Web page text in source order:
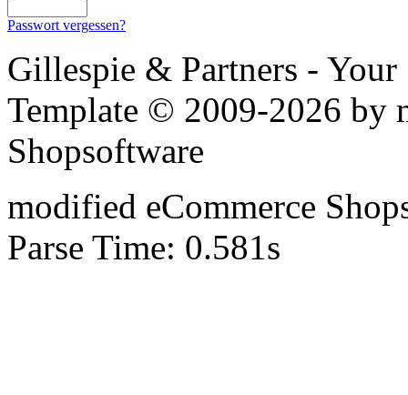
Passwort vergessen?
Gillespie & Partners -
Template © 2009-2026 by
Shopsoftware
modified eCommerce
Parse Time: 0.581s